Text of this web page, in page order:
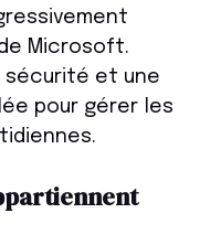
Microsoft.
sécurité et une
pour gérer les